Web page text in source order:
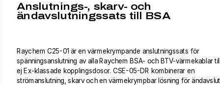
Anslutnings-, skarv- och
ändavslutningssats till BSA
Raychem C25-01 är en värmekrympande anslutningssats för
spänningsanslutning av alla Raychem BSA- och BTV-värmekablar
ej Ex-klassade kopplingsdosor. CSE-05-DR kombinerar en
strömanslutning, skarv och en värmekrympbar lösning för ändavslut